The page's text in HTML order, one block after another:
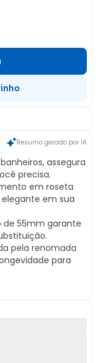
Resumo gerado por IA
assegura
precisa.
em roseta
em sua
de 55mm garante
pela renomada
para